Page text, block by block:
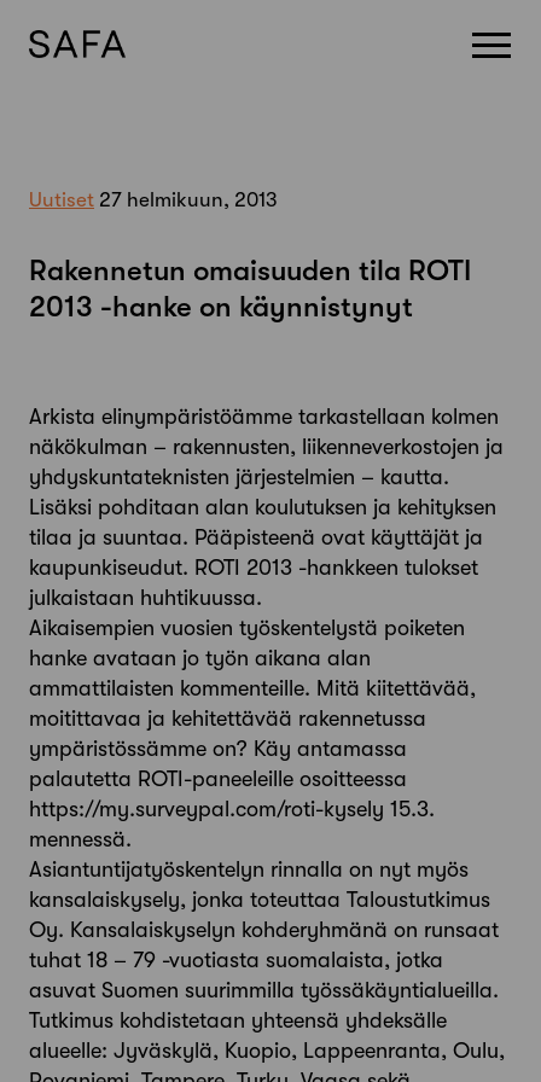
Uutiset 27 helmikuun, 2013
Rakennetun omaisuuden tila ROTI
2013 -hanke on käynnistynyt
Arkista elinympäristöämme tarkastellaan kolmen
näkökulman – rakennusten, liikenneverkostojen ja
yhdyskuntateknisten järjestelmien – kautta.
Lisäksi pohditaan alan koulutuksen ja kehityksen
tilaa ja suuntaa. Pääpisteenä ovat käyttäjät ja
kaupunkiseudut. ROTI 2013 -hankkeen tulokset
julkaistaan huhtikuussa.
Aikaisempien vuosien työskentelystä poiketen
hanke avataan jo työn aikana alan
ammattilaisten kommenteille. Mitä kiitettävää,
moitittavaa ja kehitettävää rakennetussa
ympäristössämme on? Käy antamassa
palautetta ROTI-paneeleille osoitteessa
https://my.surveypal.com/roti-kysely 15.3.
mennessä.
Asiantuntijatyöskentelyn rinnalla on nyt myös
kansalaiskysely, jonka toteuttaa Taloustutkimus
Oy. Kansalaiskyselyn kohderyhmänä on runsaat
tuhat 18 – 79 -vuotiasta suomalaista, jotka
asuvat Suomen suurimmilla työssäkäyntialueilla.
Tutkimus kohdistetaan yhteensä yhdeksälle
alueelle: Jyväskylä, Kuopio, Lappeenranta, Oulu,